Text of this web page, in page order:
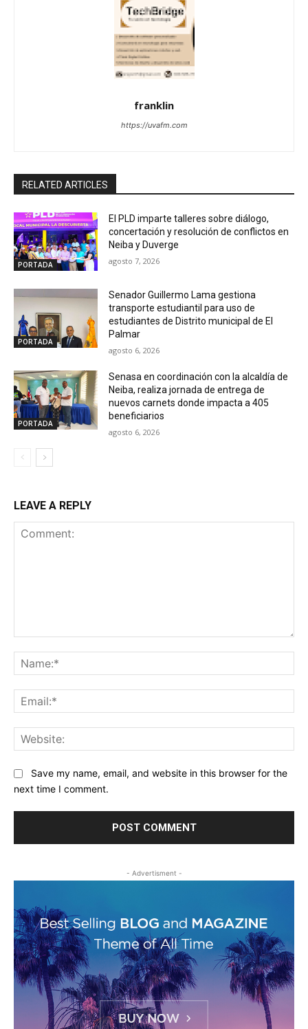
franklin
https://uvafm.com
RELATED ARTICLES
PORTADA
El PLD imparte talleres sobre diálogo,
concertación y resolución de conflictos en
Neiba y Duverge
agosto 7, 2026
PORTADA
Senador Guillermo Lama gestiona
transporte estudiantil para uso de
estudiantes de Distrito municipal de El
Palmar
agosto 6, 2026
PORTADA
Senasa en coordinación con la alcaldía de
Neiba, realiza jornada de entrega de
nuevos carnets donde impacta a 405
beneficiarios
agosto 6, 2026
LEAVE A REPLY
Save my name, email, and website in this browser for the
next time I comment.
- Advertisment -